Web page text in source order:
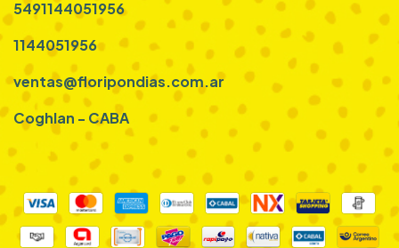
5491144051956
1144051956
ventas@floripondias.com.ar
Coghlan - CABA